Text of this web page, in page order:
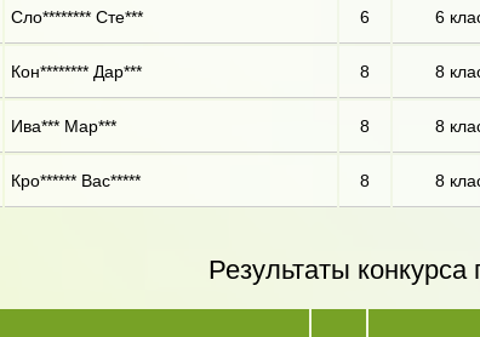
Сло******** Сте*** 6 6
Кон******** Дар*** 8 8
Ива*** Мар*** 8 8
Кро****** Вас***** 8 8
Результаты